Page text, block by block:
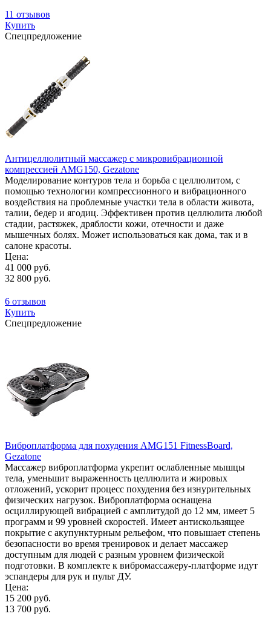
11 отзывов
Купить
Спецпредложение
Антицеллюлитный массажер с микровибрационной
компрессией AMG150, Gezatone
Моделирование контуров тела и борьба с целлюлитом, с
помощью технологии компрессионного и вибрационного
воздействия на проблемные участки тела в области живота,
талии, бедер и ягодиц. Эффективен против целлюлита любой
стадии, растяжек, дряблости кожи, отечности и даже
мышечных болях. Может использоваться как дома, так и в
салоне красоты.
Цена:
41 000 руб.
32 800 руб.
6 отзывов
Купить
Спецпредложение
Виброплатформа для похудения AMG151 FitnessBoard,
Gezatone
Массажер виброплатформа укрепит ослабленные мышцы
тела, уменьшит выраженность целлюлита и жировых
отложений, ускорит процесс похудения без изнурительных
физических нагрузок. Виброплатформа оснащена
осциллирующей вибрацией с амплитудой до 12 мм, имеет 5
программ и 99 уровней скоростей. Имеет антискользящее
покрытие с акупунктурным рельефом, что повышает степень
безопасности во время тренировок и делает массажер
доступным для людей с разным уровнем физической
подготовки. В комплекте к вибромассажеру-платформе идут
эспандеры для рук и пульт ДУ.
Цена:
15 200 руб.
13 700 руб.